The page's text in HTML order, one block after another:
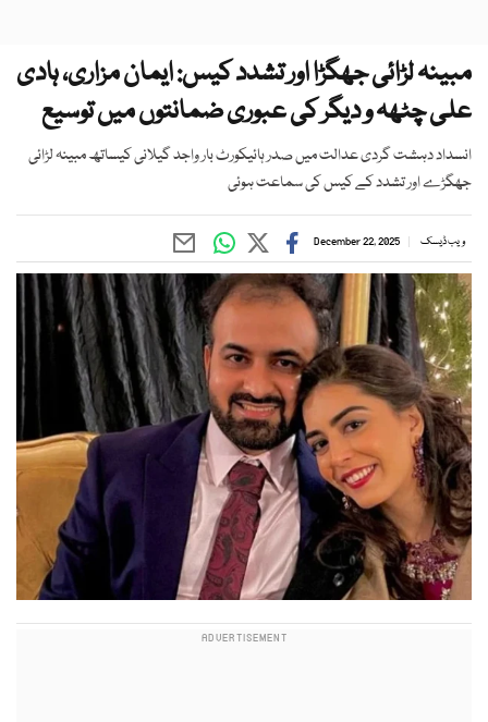
مبینہ لڑائی جھگڑا اور تشدد کیس: ایمان مزاری، ہادی
علی چٹھہ و دیگر کی عبوری ضمانتوں میں توسیع
انسداد دہشت گردی عدالت میں صدر ہائیکورٹ بار واجد گیلانی کیساتھ مبینہ لڑائی
جھگڑے اور تشدد کے کیس کی سماعت ہوئی
ویب ڈیسک December 22, 2025